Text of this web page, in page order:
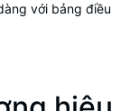
với bảng điều